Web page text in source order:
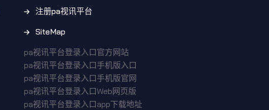
注册pa视讯平台
SiteMap
pa视讯平台登录入口官方网站
pa视讯平台登录入口手机版入口
pa视讯平台登录入口手机版官网
pa视讯平台登录入口Web网页版
pa视讯平台登录入口app下载地址